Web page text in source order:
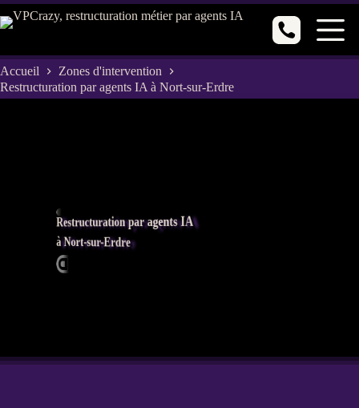
Passer
au
Accueil
Zones d'intervention
Restructuration par agents IA à Nort-sur-Erdre
Restructuration par agents IA
à Nort-sur-Erdre